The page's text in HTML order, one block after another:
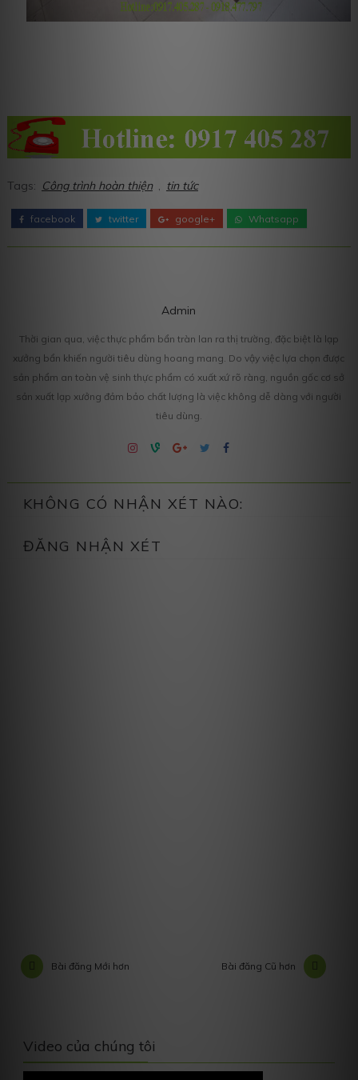
Tags: Công trình hoàn thiện , tin tức
facebook twitter google+ Whatsapp
Admin
Thời gian qua, việc thực phẩm bẩn tràn lan ra thị trường, đặc biệt là lạp
xưởng bẩn khiến người tiêu dùng hoang mang. Do vậy việc lựa chọn được
sản phẩm an toàn vệ sinh thực phẩm có xuất xứ rõ ràng, nguồn gốc cơ sở
sản xuất lạp xưởng đảm bảo chất lượng là việc không dễ dàng với người
tiêu dùng.
KHÔNG CÓ NHẬN XÉT NÀO:
ĐĂNG NHẬN XÉT
Bài đăng Mới hơn Bài đăng Cũ hơn
Video của chúng tôi